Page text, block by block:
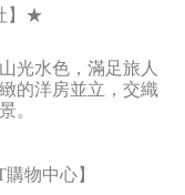
】★
光水色，滿足旅人
的洋房並立，交織
。
物中心】